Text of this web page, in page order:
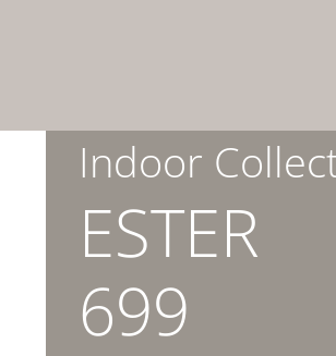
Indoor
ESTER
699